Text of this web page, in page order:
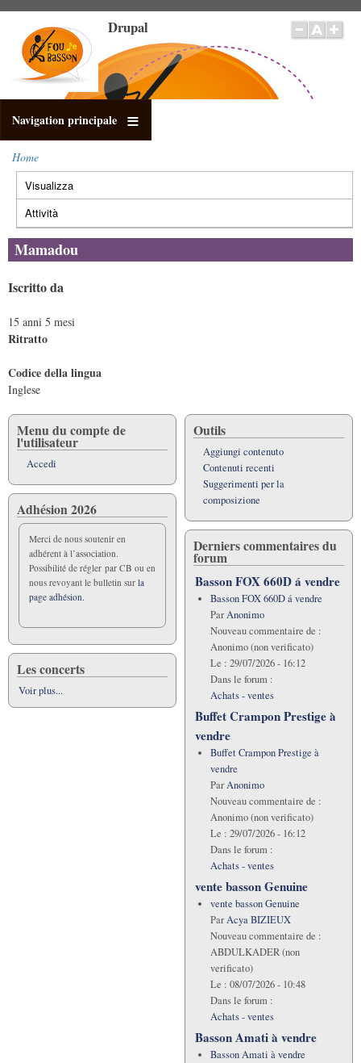
contenuto
principale
Drupal
Navigation principale
Briciole
di
pane
Home
Schede
primarie
Visualizza
attiva)
Attività
Mamadou
Iscritto da
15 anni 5 mesi
Ritratto
Codice della lingua
Inglese
Menu du compte de
l'utilisateur
Accedi
Adhésion 2026
Merci de nous soutenir en
adhérent à l’association.
Possibilité de régler par CB ou en
nous revoyant le bulletin sur la
page adhésion.
Les concerts
Voir plus...
Outils
Aggiungi contenuto
Contenuti recenti
Suggerimenti per la
composizione
Derniers commentaires du
forum
Basson FOX 660D á vendre
Basson FOX 660D á vendre
ParAnonimo
Nouveau commentaire de :
Anonimo (non verificato)
Le : 29/07/2026 - 16:12
Dans le forum :
Achats - ventes
Buffet Crampon Prestige à
vendre
Buffet Crampon Prestige à
vendre
ParAnonimo
Nouveau commentaire de :
Anonimo (non verificato)
Le : 29/07/2026 - 16:12
Dans le forum :
Achats - ventes
vente basson Genuine
vente basson Genuine
ParAcya BIZIEUX
Nouveau commentaire de :
ABDULKADER (non
verificato)
Le : 08/07/2026 - 10:48
Dans le forum :
Achats - ventes
Basson Amati à vendre
Basson Amati à vendre